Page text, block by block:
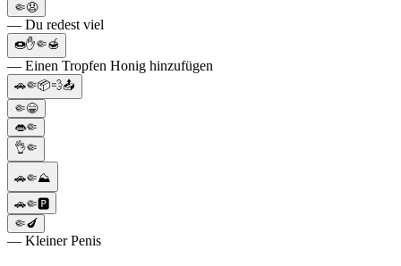
🤏😧
— Du redest viel
🍩✋🤏🍯
— Einen Tropfen Honig hinzufügen
🚗🤏📦💨📤
🤏😁
👄🤏
👌🤏
🚗🤏⛰
🚗🤏🅿
🤏🍆
— Kleiner Penis